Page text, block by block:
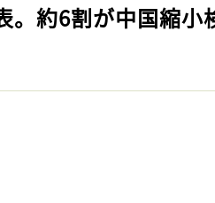
。約6割が中国縮小